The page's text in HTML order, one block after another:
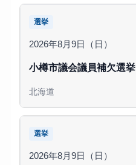
選挙
2026年8月9日（日）
小樽市議会議員補欠選挙
北海道
選挙
2026年8月9日（日）